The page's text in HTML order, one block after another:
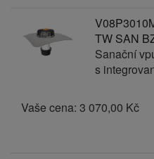
TW SAN
Sanační
s
Vaše cena: 3 070,00 Kč